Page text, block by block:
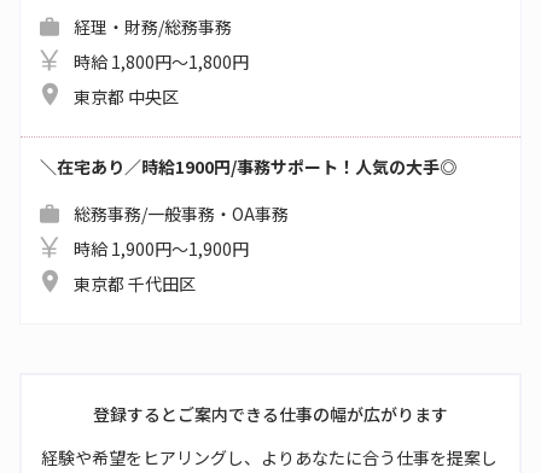
経理・財務/総務事務
時給 1,800円～1,800円
東京都 中央区
＼在宅あり／時給1900円/事務サポート！人気の大手◎
総務事務/一般事務・OA事務
時給 1,900円～1,900円
東京都 千代田区
登録するとご案内できる仕事の幅が広がります
経験や希望をヒアリングし、よりあなたに合う仕事を提案し